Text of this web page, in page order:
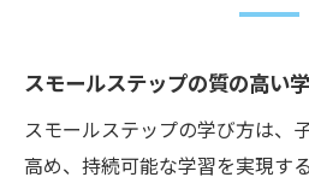
スモールステップの質の高い
スモールステップの学び方は、
高め、持続可能な学習を実現す